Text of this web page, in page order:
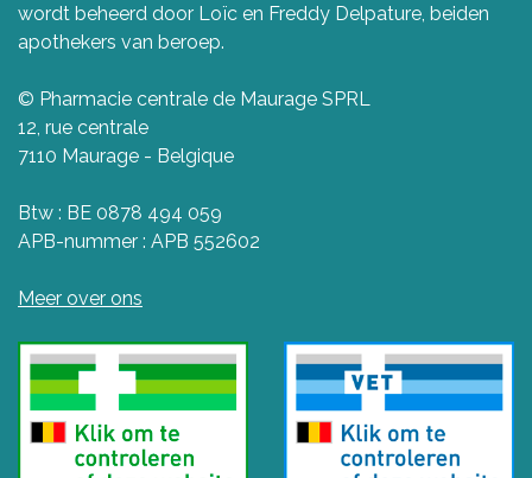
wordt beheerd door Loïc en Freddy Delpature, beiden
apothekers van beroep.
© Pharmacie centrale de Maurage SPRL
12, rue centrale
7110 Maurage - Belgique
Btw : BE 0878 494 059
APB-nummer : APB 552602
Meer over ons